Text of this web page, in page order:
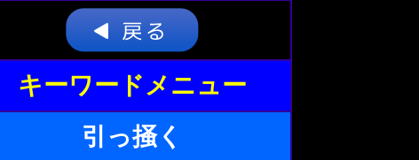
キーワードメニュー
引っ掻く